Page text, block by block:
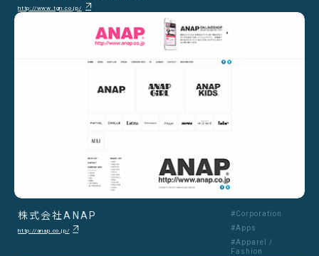
http://www.tgn.co.jp/
株式会社ANAP
http://anap.co.jp/
#Corporation
#Apps
#Apparel /
Fashion